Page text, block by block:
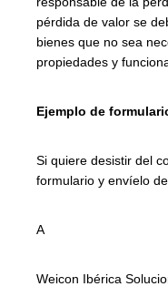
pérdida de valor se
bienes que no sea
propiedades y
Ejemplo de
Si quiere desistir del
formulario y envíelo de
A
Weicon Ibérica